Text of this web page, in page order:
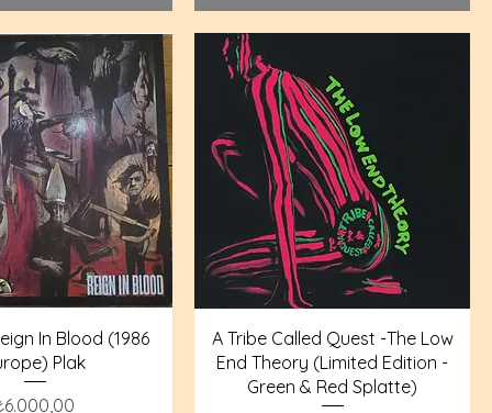
In Blood (1986
Plak
A Tribe Called Quest -The Low
End Theory (Limited Edition -
Green & Red Splatte)